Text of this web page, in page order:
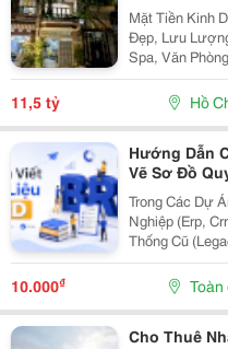
Mặt Tiền Kinh
Đẹp, Lưu
Spa, Văn
Thuê. Ưu Điểm Nổi Bật: Diện
11,5 tỷ Hồ
Hướng Dẫn
Vẽ Sơ Đồ
Chuyển Đổi
Trong Các Dự
Nghiệp (Erp,
Thống Cũ
Tiên Và Quan
Vào Thiết Kế
10.000₫ Toàn
Cho Thuê